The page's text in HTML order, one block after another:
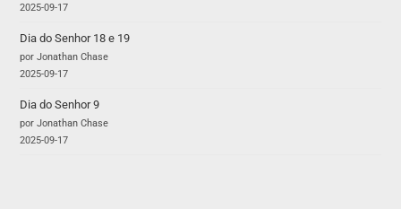
2025-09-17
Dia do Senhor 18 e 19
por Jonathan Chase
2025-09-17
Dia do Senhor 9
por Jonathan Chase
2025-09-17